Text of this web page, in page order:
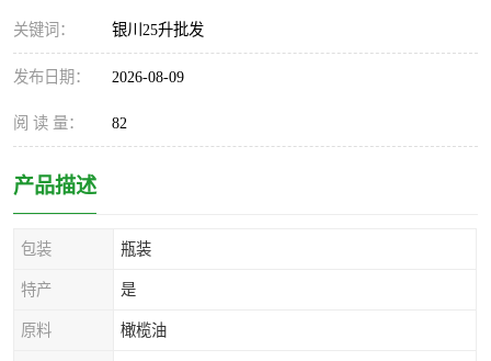
关键词： 银川25升批发
发布日期： 2026-08-09
阅 读 量： 82
产品描述
包装 瓶装
特产 是
原料 橄榄油